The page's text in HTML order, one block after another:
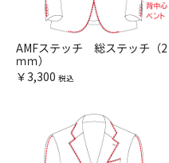
AMFステッチ 総ステッチ（2
ｍｍ）
￥3,300 税込